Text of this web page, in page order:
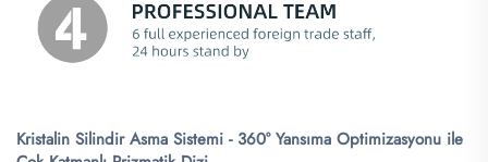
Kristalin Silindir Asma Sistemi - 360° Yansıma Optimizasyonu ile